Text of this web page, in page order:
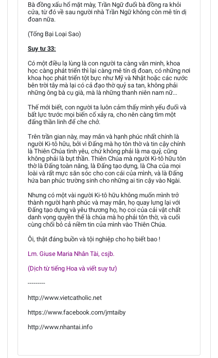
Bà đồng xấu hổ mặt mày, Trần Ngữ đuổi bà đồng ra khỏi
cửa, từ đó về sau người nhà Trần Ngữ không còn mê tín dị
đoan nữa.
(Tống Bại Loại Sao)
Suy tư 33:
Có một điều lạ lùng là con người ta càng văn minh, khoa
học càng phát triển thì lại càng mê tín dị đoan, có những nơi
khoa học phát triển tột bực như Mỹ và Nhật hoặc các nước
bên trời tây mà lại có cả đạo thờ quỷ sa tan, không phải
những ông bà cụ già, mà là những thanh niên nam nữ...
Thế mới biết, con người ta luôn cảm thấy mình yếu đuối và
bất lực trước mọi biến cố xảy ra, cho nên càng tìm một
đấng thần linh để che chở.
Trên trần gian này, may mắn và hạnh phúc nhất chính là
người Ki-tô hữu, bởi vì Đấng mà họ tôn thờ và tin cậy chính
là Thiên Chúa tình yêu, chứ không phải là ma quỷ, cũng
không phải là bụt thần. Thiên Chúa mà người Ki-tô hữu tôn
thờ là Đấng toàn năng, là Đấng tạo dựng, là Cha của mọi
loài và rất mực săn sóc cho con cái của mình, và là Đấng
hứa ban phúc trường sinh cho những ai tin cậy vào Ngài.
Nhưng có một vài người Ki-tô hữu không muốn mình trở
thành người hạnh phúc và may mắn, họ quay lưng lại với
Đấng tạo dựng và yêu thương họ, họ coi của cải vật chất
danh vọng quyền thế là chúa mà họ phải tôn thờ, và cuối
cùng chối bỏ cả niềm tin của mình vào Thiên Chúa.
Ôi, thật đáng buồn và tội nghiệp cho họ biết bao !
Lm. Giuse Maria Nhân Tài, csjb.
(Dịch từ tiếng Hoa và viết suy tư)
---------
http://www.vietcatholic.net
https://www.facebook.com/jmtaiby
http://www.nhantai.info